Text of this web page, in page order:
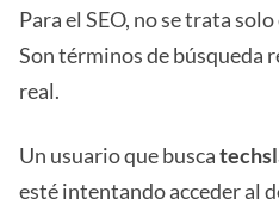
Para el SEO, no se trata
Son términos de búsqueda
real.
Un usuario que busca
esté intentando acceder al